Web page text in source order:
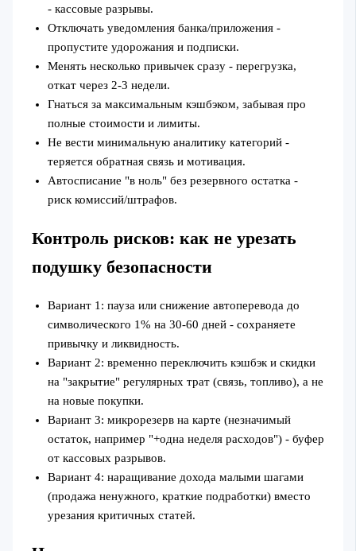
- кассовые разрывы.
Отключать уведомления банка/приложения -
пропустите удорожания и подписки.
Менять несколько привычек сразу - перегрузка,
откат через 2-3 недели.
Гнаться за максимальным кэшбэком, забывая про
полные стоимости и лимиты.
Не вести минимальную аналитику категорий -
теряется обратная связь и мотивация.
Автосписание "в ноль" без резервного остатка -
риск комиссий/штрафов.
Контроль рисков: как не урезать
подушку безопасности
Вариант 1: пауза или снижение автоперевода до
символического 1% на 30-60 дней - сохраняете
привычку и ликвидность.
Вариант 2: временно переключить кэшбэк и скидки
на "закрытие" регулярных трат (связь, топливо), а не
на новые покупки.
Вариант 3: микрорезерв на карте (незначимый
остаток, например "+одна неделя расходов") - буфер
от кассовых разрывов.
Вариант 4: наращивание дохода малыми шагами
(продажа ненужного, краткие подработки) вместо
урезания критичных статей.